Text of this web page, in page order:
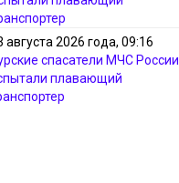
августа 2026 года, 09:16
спасатели МЧС России
плавающий